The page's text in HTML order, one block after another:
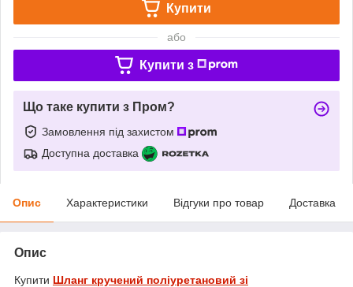
Купити
або
Купити з
Що таке купити з Пром?
Замовлення під захистом
Доступна доставка
Опис Характеристики Відгуки про товар Доставка
Опис
Купити Шланг кручений поліуретановий зі